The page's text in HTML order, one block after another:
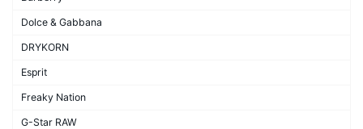
Dolce & Gabbana
DRYKORN
Esprit
Freaky Nation
G-Star RAW